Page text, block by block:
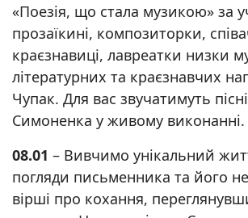
«Поезія, що стала музикою» за
прозаїкині, композиторки,
краєзнавиці, лавреатки низки
літературних та краєзнавчих
Чупак. Для вас звучатимуть
Симоненка у живому виконанні.
08.01 – Вивчимо унікальний
погляди письменника та його
вірші про кохання,